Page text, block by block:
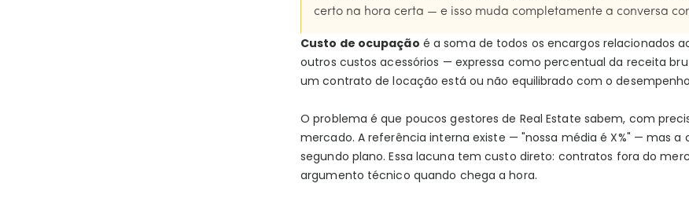
certo na hora certa — e isso muda completamente a conversa
Custo de ocupação é a soma de todos os encargos relacionados
outros custos acessórios — expressa como percentual da receita
um contrato de locação está ou não equilibrado com o
O problema é que poucos gestores de Real Estate sabem, com
mercado. A referência interna existe — "nossa média é X%" — mas
segundo plano. Essa lacuna tem custo direto: contratos fora do
argumento técnico quando chega a hora.